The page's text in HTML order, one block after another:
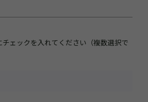
ェックを入れてください（複数選択で